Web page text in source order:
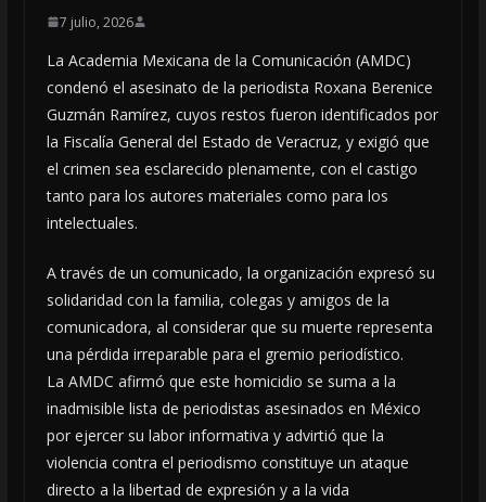
7 julio, 2026
La Academia Mexicana de la Comunicación (AMDC)
condenó el asesinato de la periodista Roxana Berenice
Guzmán Ramírez, cuyos restos fueron identificados por
la Fiscalía General del Estado de Veracruz, y exigió que
el crimen sea esclarecido plenamente, con el castigo
tanto para los autores materiales como para los
intelectuales.
A través de un comunicado, la organización expresó su
solidaridad con la familia, colegas y amigos de la
comunicadora, al considerar que su muerte representa
una pérdida irreparable para el gremio periodístico.
La AMDC afirmó que este homicidio se suma a la
inadmisible lista de periodistas asesinados en México
por ejercer su labor informativa y advirtió que la
violencia contra el periodismo constituye un ataque
directo a la libertad de expresión y a la vida